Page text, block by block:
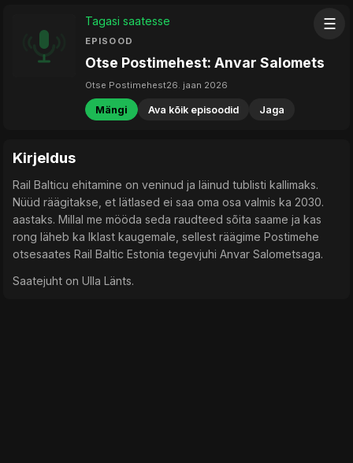
☰
Tagasi saatesse
EPISOOD
Otse Postimehest: Anvar Salomets
Otse Postimehest26. jaan 2026
Mängi Ava kõik episoodid Jaga
Kirjeldus
Rail Balticu ehitamine on veninud ja läinud tublisti kallimaks.
Nüüd räägitakse, et lätlased ei saa oma osa valmis ka 2030.
aastaks. Millal me mööda seda raudteed sõita saame ja kas
rong läheb ka Iklast kaugemale, sellest räägime Postimehe
otsesaates Rail Baltic Estonia tegevjuhi Anvar Salometsaga.
Saatejuht on Ulla Länts.